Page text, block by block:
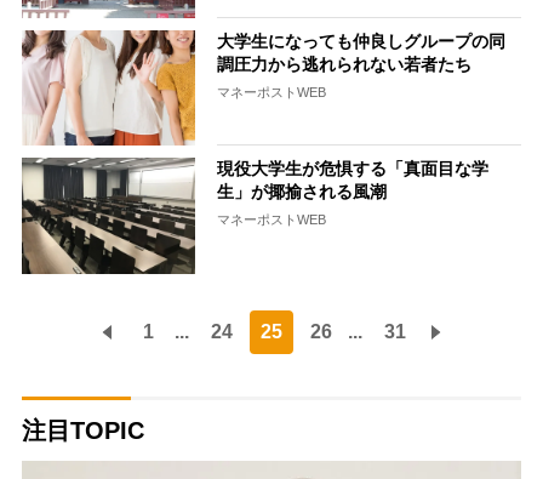
大学生になっても仲良しグループの同
調圧力から逃れられない若者たち
マネーポストWEB
現役大学生が危惧する「真面目な学
生」が揶揄される風潮
マネーポストWEB
1 ... 24 25 26 ... 31
注目TOPIC